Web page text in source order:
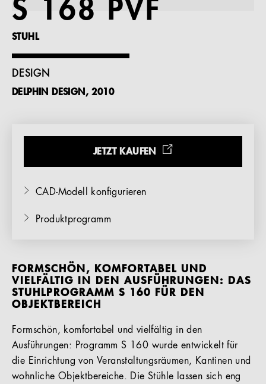
DE
S 168 PVF
STUHL
DESIGN
DELPHIN DESIGN, 2010
JETZT KAUFEN
CAD-Modell konfigurieren
Produktprogramm
FORMSCHÖN, KOMFORTABEL UND
VIELFÄLTIG IN DEN AUSFÜHRUNGEN: DAS
STUHLPROGRAMM S 160 FÜR DEN
OBJEKTBEREICH
Formschön, komfortabel und vielfältig in den
Ausführungen: Programm S 160 wurde entwickelt für
die Einrichtung von Veranstaltungsräumen, Kantinen und
wohnliche Objektbereiche. Die Stühle lassen sich eng